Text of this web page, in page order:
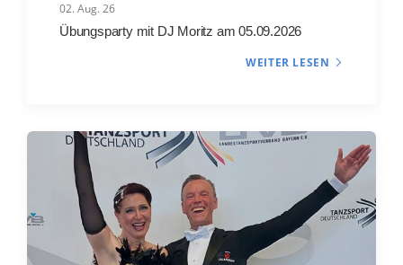
02. Aug. 26
Übungsparty mit DJ Moritz am 05.09.2026
WEITER LESEN